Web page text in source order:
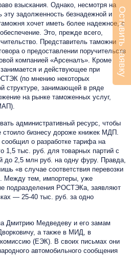
взыскания. Однако, несмотря на
задолженность безнадежной и
хочет иметь более надежное, с
Это, прежде всего,
Представитель таможни
о предоставлении поручительств
компанией «Арсеналъ». Кроме
и действующее при
(по мнению некоторых
структуре, занимающей в ряде
на рынке таможенных услуг,
административный ресурс, чтобы
стоило бизнесу дороже книжек МДП.
о разработке тарифа на
1,5 тыс. руб. для товарных партий с
до 2,5 млн руб. на одну фуру. Правда,
«в случае соответствия перевозки
Между тем, импортеры, уже
подразделения РОСТЭКа, заявляют
— 25-40 тыс. руб. за одно
Дмитрию Медведеву и его замам
а также в МИД, в
(ЕЭК). В своих письмах они
автомобильного сообщения
Оставить заявку